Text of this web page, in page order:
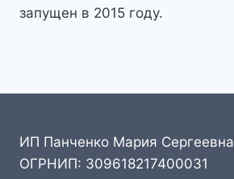
запущен в 2015 году.
ИП Панченко Мария Сергеевна
ОГРНИП: 309618217400031